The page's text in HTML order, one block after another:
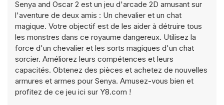
Senya and Oscar 2 est un jeu d'arcade 2D amusant sur
l'aventure de deux amis : Un chevalier et un chat
magique. Votre objectif est de les aider à détruire tous
les monstres dans ce royaume dangereux. Utilisez la
force d'un chevalier et les sorts magiques d'un chat
sorcier. Améliorez leurs compétences et leurs
capacités. Obtenez des pièces et achetez de nouvelles
armures et armes pour Senya. Amusez-vous bien et
profitez de ce jeu ici sur Y8.com !